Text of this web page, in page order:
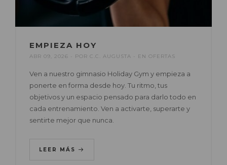
EMPIEZA HOY
ABR 09, 2026 POR C.C. AUGUSTA EN OFERTAS
Ven a nuestro gimnasio Holiday Gym y empieza a
ponerte en forma desde hoy. Tu ritmo, tus
objetivos y un espacio pensado para darlo todo en
cada entrenamiento. Ven a activarte, superarte y
sentirte mejor que nunca.
LEER MÁS